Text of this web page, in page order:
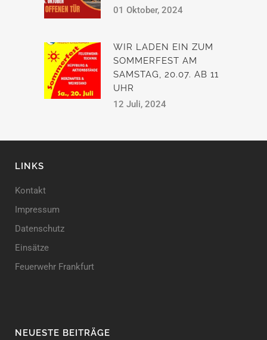
01 Oktober, 2024
WIR LADEN EIN ZUM
SOMMERFEST AM
SAMSTAG, 20.07. AB 11
UHR
12 Juli, 2024
LINKS
Kontakt
Impressum
Datenschutz
Einsätze
Feuerwehr Frankfurt
NEUESTE BEITRÄGE